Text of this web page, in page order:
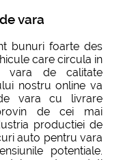
vara
bunuri foarte des
care circula in
vara de calitate
nostru online va
vara cu livrare
de cei mai
productiei de
auto pentru vara
potentiale.